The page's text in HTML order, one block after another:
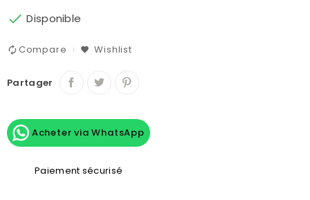
 Disponible
Compare Wishlist
Partager
Acheter via WhatsApp
Paiement sécurisé